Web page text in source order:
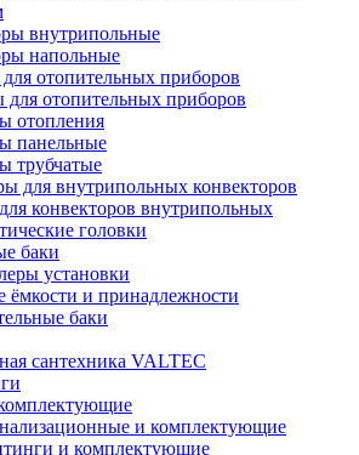
внутрипольные
напольные
отопительных приборов
для отопительных приборов
отопления
панельные
трубчатые
для внутрипольных конвекторов
конвекторов внутрипольных
головки
баки
установки
ёмкости и принадлежности
баки
сантехника VALTEC
и комплектующие
и комплектующие